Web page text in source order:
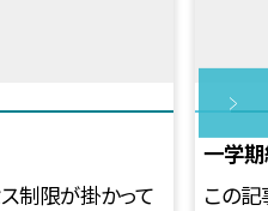
制限が掛かって
一学
この